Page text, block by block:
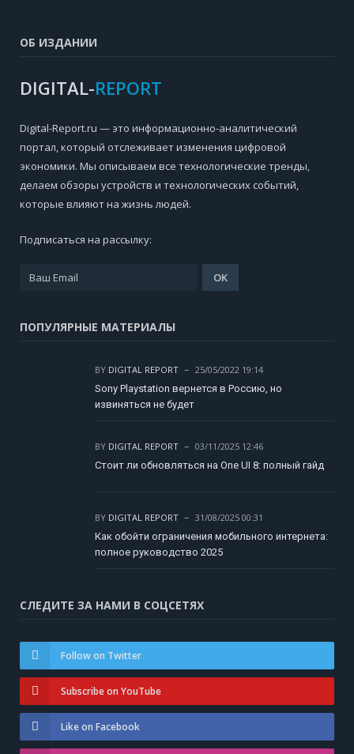
ОБ ИЗДАНИИ
DIGITAL-REPORT
Digital-Report.ru — это информационно-аналитический
портал, который отслеживает изменения цифровой
экономики. Мы описываем все технологические тренды,
делаем обзоры устройств и технологических событий,
которые влияют на жизнь людей.
Подписаться на рассылку:
ПОПУЛЯРНЫЕ МАТЕРИАЛЫ
BY DIGITAL REPORT
25/05/2022 19:14
Sony Playstation вернется в Россию, но
извиняться не будет
BY DIGITAL REPORT
03/11/2025 12:46
Стоит ли обновляться на One UI 8: полный гайд
BY DIGITAL REPORT
31/08/2025 00:31
Как обойти ограничения мобильного интернета:
полное руководство 2025
СЛЕДИТЕ ЗА НАМИ В СОЦСЕТЯХ
Follow on Twitter
Subscribe on YouTube
Like on Facebook